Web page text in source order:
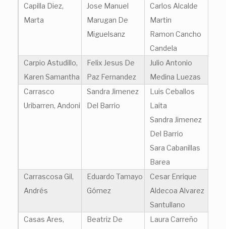
Capilla Diez,
Marta
Jose Manuel
Marugan De
Miguelsanz
Carlos Alcalde
Martin
Ramon Cancho
Candela
Carpio Astudillo,
Karen Samantha
Felix Jesus De
Paz Fernandez
Julio Antonio
Medina Luezas
Carrasco
Uribarren, Andoni
Sandra Jimenez
Del Barrio
Luis Ceballos
Laita
Sandra Jimenez
Del Barrio
Sara Cabanillas
Barea
Carrascosa Gil,
Andrés
Eduardo Tamayo
Gómez
Cesar Enrique
Aldecoa Alvarez
Santullano
Casas Ares,
Beatriz De
Laura Carreño